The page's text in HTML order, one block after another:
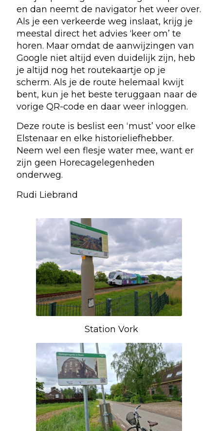
en dan neemt de navigator het weer over.
Als je een verkeerde weg inslaat, krijg je
meestal direct het advies ‘keer om’ te
horen. Maar omdat de aanwijzingen van
Google niet altijd even duidelijk zijn, heb
je altijd nog het routekaartje op je
scherm. Als je de route helemaal kwijt
bent, kun je het beste teruggaan naar de
vorige QR-code en daar weer inloggen.
Deze route is beslist een ‘must’ voor elke
Elstenaar en elke historieliefhebber.
Neem wel een flesje water mee, want er
zijn geen Horecagelegenheden
onderweg.
Rudi Liebrand
Station Vork